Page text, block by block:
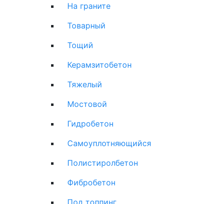
На граните
Товарный
Тощий
Керамзитобетон
Тяжелый
Мостовой
Гидробетон
Самоуплотняющийся
Полистиролбетон
Фибробетон
Под топпинг